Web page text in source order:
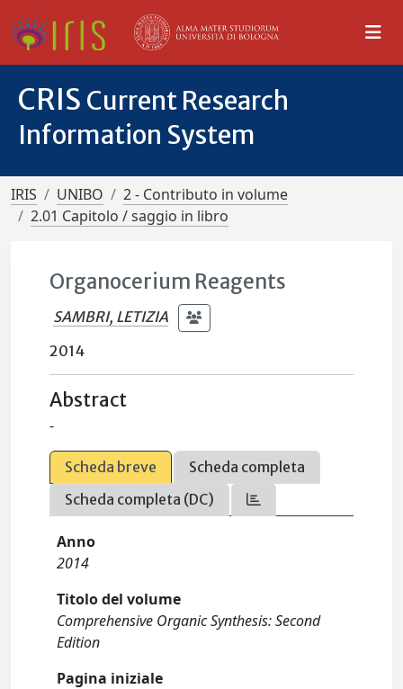
CRIS Current Research
Information System
IRIS UNIBO
2 - Contributo in volume
2.01 Capitolo / saggio in libro
Organocerium Reagents
SAMBRI, LETIZIA
2014
Abstract
-
Scheda breve
Scheda completa
Scheda completa (DC)
Anno
2014
Titolo del volume
Comprehensive Organic Synthesis: Second
Edition
Pagina iniziale